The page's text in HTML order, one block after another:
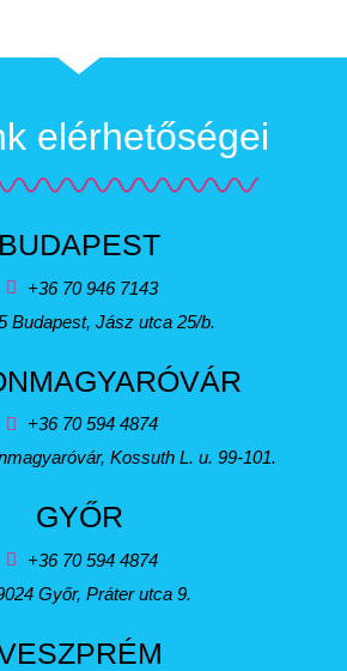
elérhetőségei
BUDAPEST
+36 70 946 7143
Budapest, Jász utca 25/b.
+36 70 594 4874
Kossuth L. u. 99-101.
GYŐR
+36 70 594 4874
Győr, Práter utca 9.